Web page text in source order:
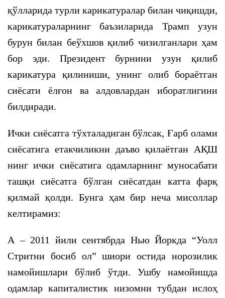
қўлларида турли карикатуралар билан чиқишди,
карикатураларнинг баъзиларида Трамп узун
бурун билан беўхшов қилиб чизилганлари ҳам
бор эди. Президент бурнини узун қилиб
карикатура қилиниши, унинг олиб бораётган
сиёсати ёлғон ва алдовлардан иборатлигини
билдиради.
Ички сиёсатга тўхталадиган бўлсак, Ғарб олами
сиёсатига етакчиликни даъво қилаётган АҚШ
нинг ички сиёсатига одамларнинг муносабати
ташқи сиёсатга бўлган сиёсатдан катта фарқ
қилмай қолди. Бунга ҳам бир неча мисоллар
келтирамиз:
А – 2011 йили сентябрда Нью Йоркда “Уолл
Стритни босиб ол” шиори остида норозилик
намойишлари бўлиб ўтди. Ушбу намойишда
одамлар капиталистик низомни тубдан ислоҳ